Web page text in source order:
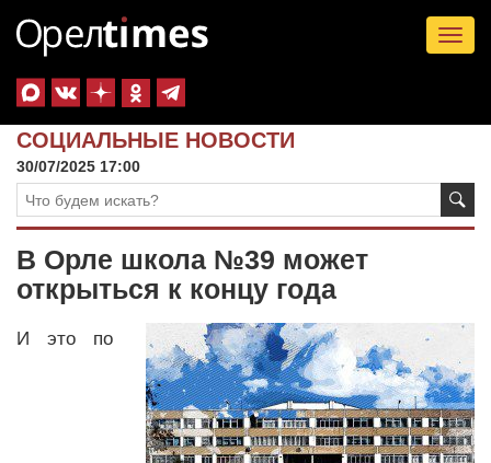
СОЦИАЛЬНЫЕ НОВОСТИ
30/07/2025 17:00
В Орле школа №39 может
открыться к концу года
И это по